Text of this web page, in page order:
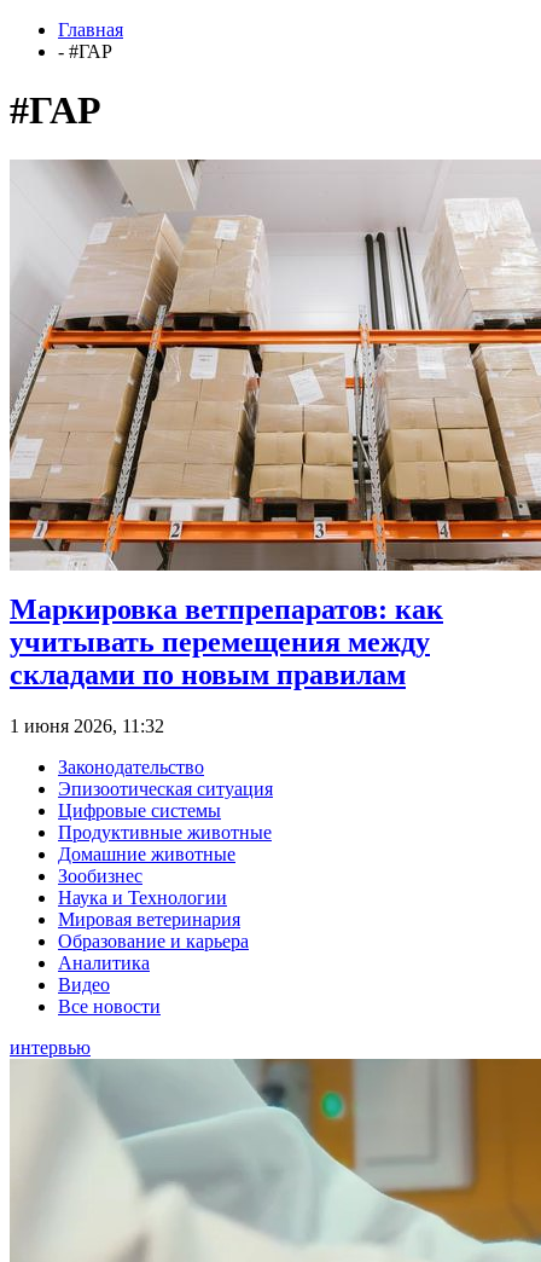
Главная
- #ГАР
#ГАР
Маркировка ветпрепаратов: как
учитывать перемещения между
складами по новым правилам
1 июня 2026, 11:32
Законодательство
Эпизоотическая ситуация
Цифровые системы
Продуктивные животные
Домашние животные
Зообизнес
Наука и Технологии
Мировая ветеринария
Образование и карьера
Аналитика
Видео
Все новости
интервью